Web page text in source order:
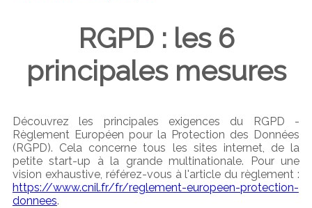
RGPD : les 6
principales mesures
Découvrez les principales exigences du RGPD -
Règlement Européen pour la Protection des Données
(RGPD). Cela concerne tous les sites internet, de la
petite start-up à la grande multinationale. Pour une
vision exhaustive, référez-vous à l'article du règlement :
https://www.cnil.fr/fr/reglement-europeen-protection-
donnees.